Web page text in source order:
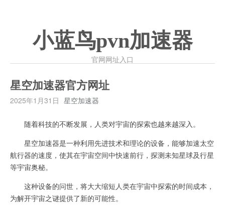
小蓝鸟pvn加速器
官网网址入口
星空加速器官方网址
2025年1月31日 星空加速器
随着科技的不断发展，人类对宇宙的探索也越来越深入。
星空加速器是一种利用先进技术和理论的设备，能够加速太空
航行器的速度，使其在宇宙空间中快速前行，探测未知星球及行星
等宇宙奥秘。
这种设备的问世，将大大缩短人类在宇宙中探索的时间成本，
为解开宇宙之谜提供了新的可能性。